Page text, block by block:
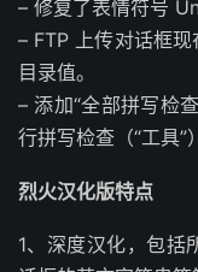
– 修复了表情符号
– FTP 上传对话框
目录值。
– 添加“全部拼写检
行拼写检查（“工具”
烈火汉化版特点
1、深度汉化，包括